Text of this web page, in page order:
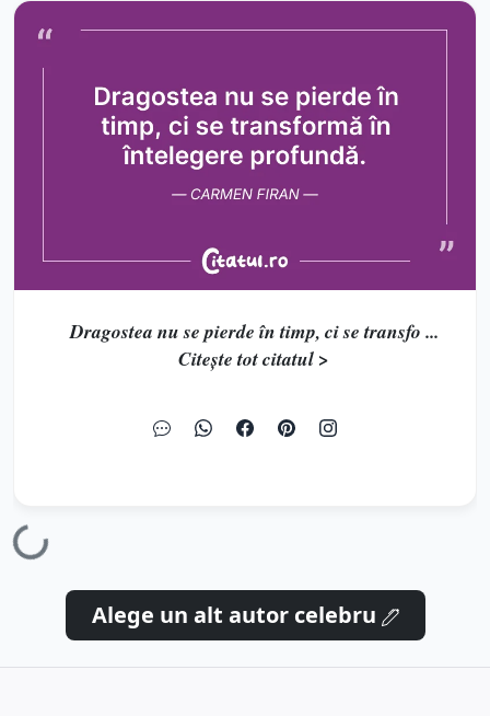
Dragostea nu se pierde în timp, ci se transfo ...
Citește tot citatul >
Alege un alt autor celebru